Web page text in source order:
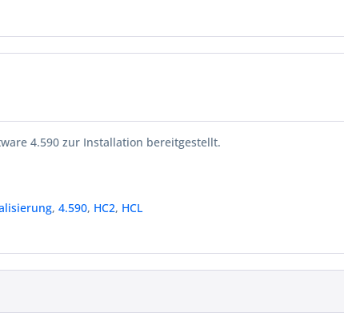
4.590 zur Installation bereitgestellt.
,4.590, HC2, HCL